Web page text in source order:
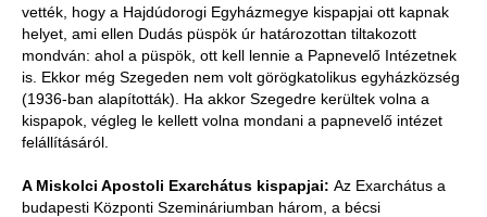
vették, hogy a Hajdúdorogi Egyházmegye kispapjai ott kapnak
helyet, ami ellen Dudás püspök úr határozottan tiltakozott
mondván: ahol a püspök, ott kell lennie a Papnevelő Intézetnek
is. Ekkor még Szegeden nem volt görögkatolikus egyházközség
(1936-ban alapították). Ha akkor Szegedre kerültek volna a
kispapok, végleg le kellett volna mondani a papnevelő intézet
felállításáról.
A Miskolci Apostoli Exarchátus kispapjai: Az Exarchátus a
budapesti Központi Szemináriumban három, a bécsi